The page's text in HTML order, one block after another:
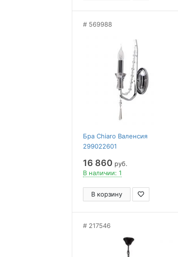
569988
Бра Chiaro Валенсия
299022601
16 860 руб.
В наличии: 1
В корзину
217546